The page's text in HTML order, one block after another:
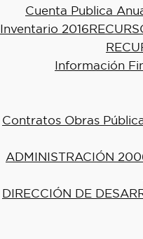
Cuenta Publica
Inventario 2016
Información
Contratos Obras
ADMINISTRACIÓN
DIRECCIÓN DE